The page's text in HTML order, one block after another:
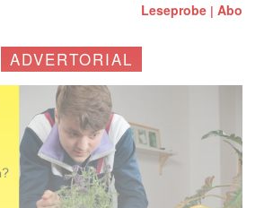
|transkript-Newsletter
aktuell informiert.
Leseprobe |Abo
ADVERTORIAL